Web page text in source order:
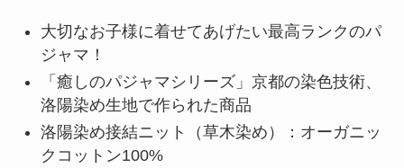
大切なお子様に着せてあげたい最高ランクのパ
ジャマ！
「癒しのパジャマシリーズ」京都の染色技術、
洛陽染め生地で作られた商品
洛陽染め接結ニット（草木染め）：オーガニッ
クコットン100%